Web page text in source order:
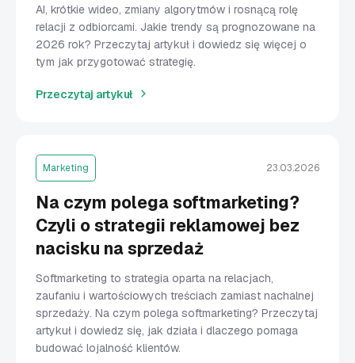
AI, krótkie wideo, zmiany algorytmów i rosnącą rolę
relacji z odbiorcami. Jakie trendy są prognozowane na
2026 rok? Przeczytaj artykuł i dowiedz się więcej o
tym jak przygotować strategię.
Przeczytaj artykuł
Marketing 23.03.2026
Na czym polega softmarketing?
Czyli o strategii reklamowej bez
nacisku na sprzedaż
Softmarketing to strategia oparta na relacjach,
zaufaniu i wartościowych treściach zamiast nachalnej
sprzedaży. Na czym polega softmarketing? Przeczytaj
artykuł i dowiedz się, jak działa i dlaczego pomaga
budować lojalność klientów.